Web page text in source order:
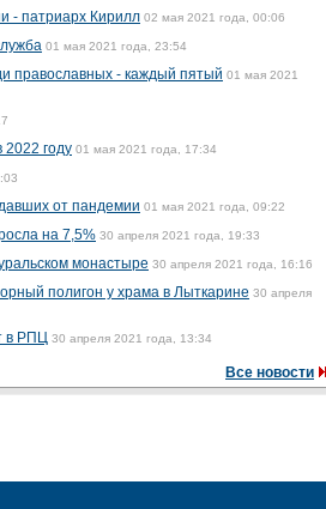
- патриарх Кирилл 02 мая 2021 года, 00:06
01 мая 2021 года, 23:54
православных - каждый пятый 01 мая 2021
году 01 мая 2021 года, 17:34
от пандемии 01 мая 2021 года, 09:22
на 7,5% 30 апреля 2021 года, 19:33
монастыре 30 апреля 2021 года, 16:16
полигон у храма в Лыткарине 30 апреля
в РПЦ 30 апреля 2021 года, 13:34
Все новости